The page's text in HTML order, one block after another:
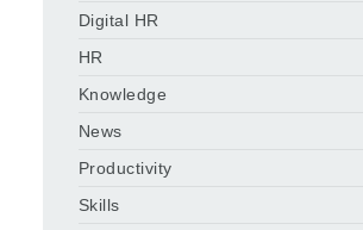
Digital HR
HR
Knowledge
News
Productivity
Skills